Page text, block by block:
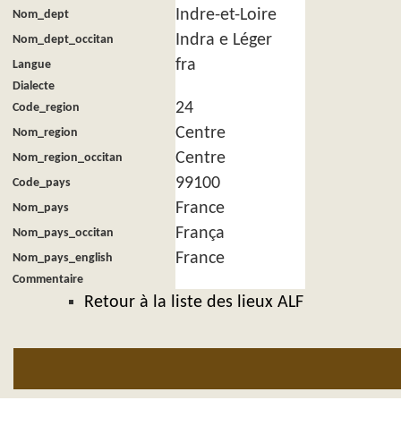
Nom_dept Indre-et-Loire
Nom_dept_occitan Indra e Léger
Langue fra
Dialecte
Code_region
24
Nom_region Centre
Nom_region_occitan Centre
Code_pays 99100
Nom_pays France
Nom_pays_occitan França
Nom_pays_english France
Commentaire
Retour à la liste des lieux ALF